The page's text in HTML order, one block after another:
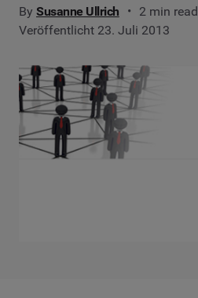
By Susanne Ullrich
2 min read
Veröffentlicht 23. Juli 2013